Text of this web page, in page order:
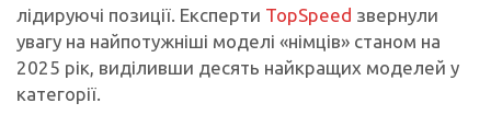
лідируючі позиції. Експерти TopSpeed звернули
увагу на найпотужніші моделі «німців» станом на
2025 рік, виділивши десять найкращих моделей у
категорії.